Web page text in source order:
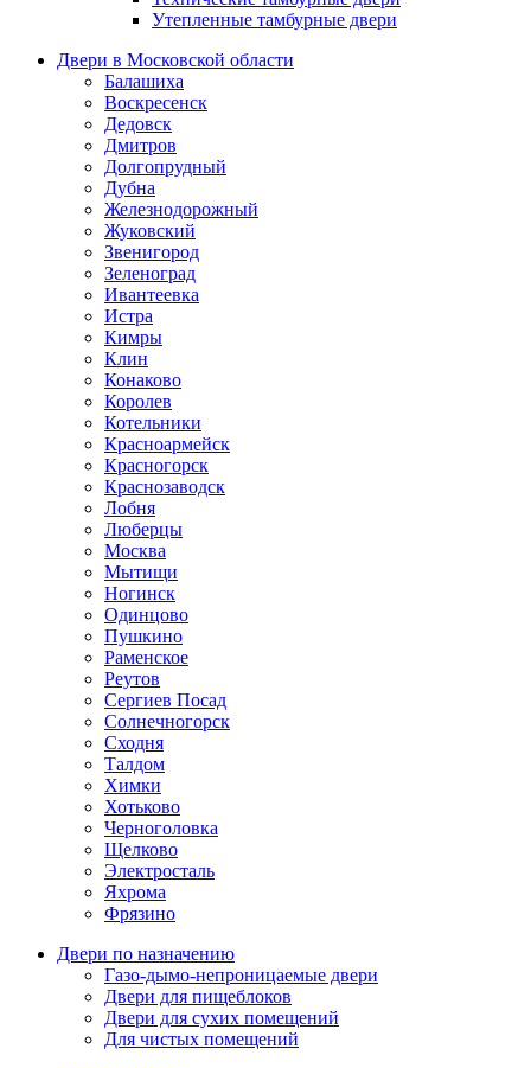
Утепленные тамбурные двери
Двери в Московской области
Балашиха
Воскресенск
Дедовск
Дмитров
Долгопрудный
Дубна
Железнодорожный
Жуковский
Звенигород
Зеленоград
Ивантеевка
Истра
Кимры
Клин
Конаково
Королев
Котельники
Красноармейск
Красногорск
Краснозаводск
Лобня
Люберцы
Москва
Мытищи
Ногинск
Одинцово
Пушкино
Раменское
Реутов
Сергиев Посад
Солнечногорск
Сходня
Талдом
Химки
Хотьково
Черноголовка
Щелково
Электросталь
Яхрома
Фрязино
Двери по назначению
Газо-дымо-непроницаемые двери
Двери для пищеблоков
Двери для сухих помещений
Для чистых помещений